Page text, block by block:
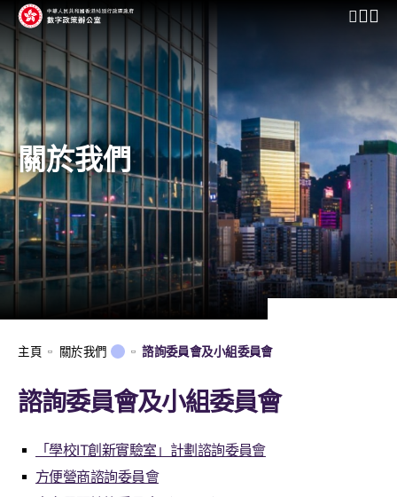
開啟行
關於我們
主頁 關於我們 諮詢委員會及小組委員會
諮詢委員會及小組委員會
「學校IT創新實驗室」計劃諮詢委員會
方便營商諮詢委員會